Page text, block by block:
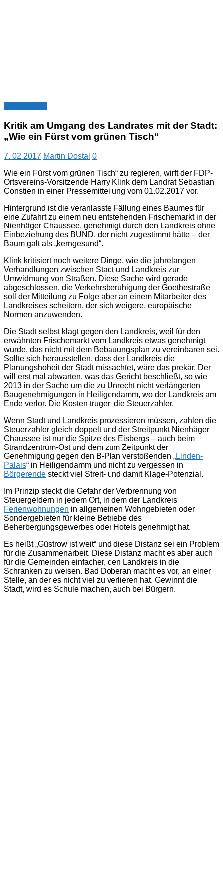
Kritik am Umgang des Landrates mit der Stadt:
„Wie ein Fürst vom grünen Tisch“
7. 02 2017 Martin Dostal 0
Wie ein Fürst vom grünen Tisch“ zu regieren, wirft der FDP-
Ortsvereins-Vorsitzende Harry Klink dem Landrat Sebastian
Constien in einer Pressemitteilung vom 01.02.2017 vor.
Hintergrund ist die veranlasste Fällung eines Baumes für
eine Zufahrt zu einem neu entstehenden Frischemarkt in der
Nienhäger Chaussee, genehmigt durch den Landkreis ohne
Einbeziehung des BUND, der nicht zugestimmt hätte – der
Baum galt als „kerngesund“.
Klink kritisiert noch weitere Dinge, wie die jahrelangen
Verhandlungen zwischen Stadt und Landkreis zur
Umwidmung von Straßen. Diese Sache wird gerade
abgeschlossen, die Verkehrsberuhigung der Goethestraße
soll der Mitteilung zu Folge aber an einem Mitarbeiter des
Landkreises scheitern, der sich weigere, europäische
Normen anzuwenden.
Die Stadt selbst klagt gegen den Landkreis, weil für den
erwähnten Frischemarkt vom Landkreis etwas genehmigt
wurde, das nicht mit dem Bebauungsplan zu vereinbaren sei.
Sollte sich herausstellen, dass der Landkreis die
Planungshoheit der Stadt missachtet, wäre das prekär. Der
will erst mal abwarten, was das Gericht beschließt, so wie
2013 in der Sache um die zu Unrecht nicht verlängerten
Baugenehmigungen in Heiligendamm, wo der Landkreis am
Ende verlor. Die Kosten trugen die Steuerzahler.
Wenn Stadt und Landkreis prozessieren müssen, zahlen die
Steuerzahler gleich doppelt und der Streitpunkt Nienhäger
Chaussee ist nur die Spitze des Eisbergs – auch beim
Strandzentrum-Ost und dem zum Zeitpunkt der
Genehmigung gegen den B-Plan verstoßenden „Linden-
Palais“ in Heiligendamm und nicht zu vergessen in
Börgerende steckt viel Streit- und damit Klage-Potenzial.
Im Prinzip steckt die Gefahr der Verbrennung von
Steuergeldern in jedem Ort, in dem der Landkreis
Ferienwohnungen in allgemeinen Wohngebieten oder
Sondergebieten für kleine Betriebe des
Beherbergungsgewerbes oder Hotels genehmigt hat.
Es heißt „Güstrow ist weit“ und diese Distanz sei ein Problem
für die Zusammenarbeit. Diese Distanz macht es aber auch
für die Gemeinden einfacher, den Landkreis in die
Schranken zu weisen. Bad Doberan macht es vor, an einer
Stelle, an der es nicht viel zu verlieren hat. Gewinnt die
Stadt, wird es Schule machen, auch bei Bürgern.